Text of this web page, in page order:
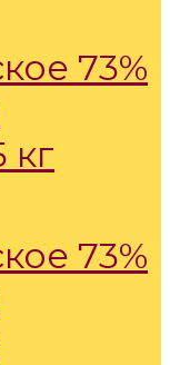
73%
кг
73%